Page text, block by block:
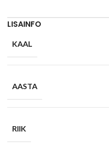
LISAINFO
KAAL
AASTA
RIIK